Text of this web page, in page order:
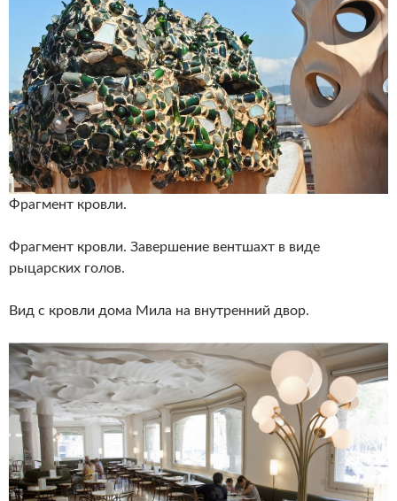
Фрагмент кровли.
Фрагмент кровли. Завершение вентшахт в виде
рыцарских голов.
Вид с кровли дома Мила на внутренний двор.